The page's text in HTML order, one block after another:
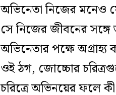
অভিনেতা নিজের মনেও
সে নিজের জীবনের
অভিনেতার পক্ষে
ওই ঠগ, জোচ্চোর
চরিত্রে অভিনয়ের ফলে